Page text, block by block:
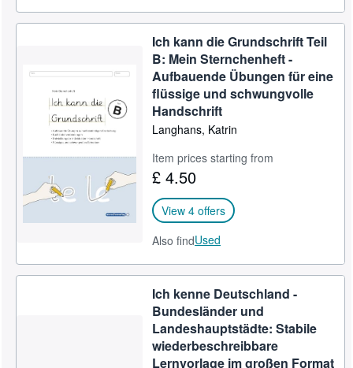
Ich kann die Grundschrift Teil
B: Mein Sternchenheft -
Aufbauende Übungen für eine
flüssige und schwungvolle
Handschrift
Langhans, Katrin
Item prices starting from
£ 4.50
View 4 offers
Also findUsed
Ich kenne Deutschland -
Bundesländer und
Landeshauptstädte: Stabile
wiederbeschreibbare
Lernvorlage im großen Format